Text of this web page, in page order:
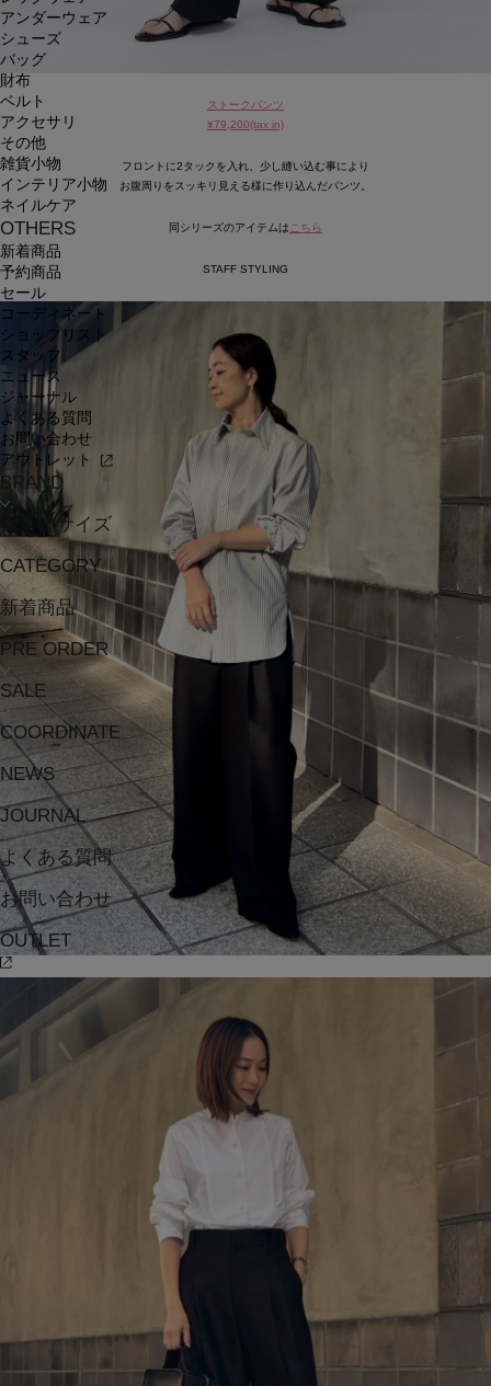
アンダーウェア
シューズ
バッグ
財布
ベルト
アクセサリ
その他
雑貨小物
インテリア小物
ネイルケア
OTHERS
新着商品
予約商品
セール
コーディネート
ショップリスト
スタッフ
ニュース
ジャーナル
よくある質問
お問い合わせ
アウトレット
BRAND
大きいサイズ
CATEGORY
新着商品
PRE ORDER
SALE
COORDINATE
NEWS
JOURNAL
よくある質問
お問い合わせ
OUTLET
ストークパンツ
¥79,200(tax in)
フロントに2タックを入れ、少し縫い込む事により
お腹周りをスッキリ見える様に作り込んだパンツ。
同シリーズのアイテムはこちら
STAFF STYLING